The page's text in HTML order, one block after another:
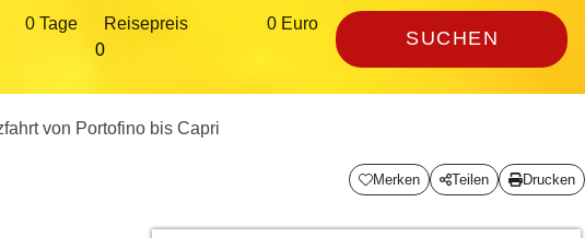
0 Tage Reisepreis 0 Euro
SUCHEN
von Portofino bis Capri
Merken Teilen Drucken